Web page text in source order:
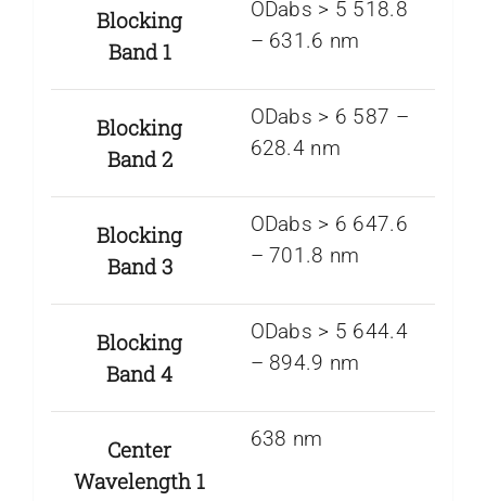
Blocking
Band 1
ODabs > 5 518.8
– 631.6 nm
Blocking
Band 2
ODabs > 6 587 –
628.4 nm
Blocking
Band 3
ODabs > 6 647.6
– 701.8 nm
Blocking
Band 4
ODabs > 5 644.4
– 894.9 nm
Center
Wavelength 1
638 nm